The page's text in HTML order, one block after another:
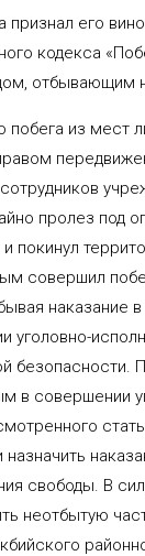
признал его
кодекса
отбывающим
побега из мест
пролез под
покинул
совершил
наказание
уголовно-
безопасности.
в совершении
свободы. В
неотбытую